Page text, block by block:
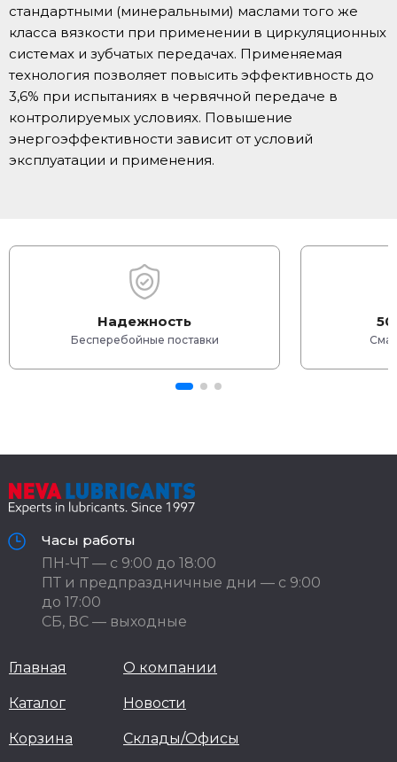
стандартными (минеральными) маслами того же
класса вязкости при применении в циркуляционных
системах и зубчатых передачах. Применяемая
технология позволяет повысить эффективность до
3,6% при испытаниях в червячной передаче в
контролируемых условиях. Повышение
энергоэффективности зависит от условий
эксплуатации и применения.
Надежность
Бесперебойные поставки
Часы работы
ПН-ЧТ — с 9:00 до 18:00
ПТ и предпраздничные дни — с 9:00
до 17:00
СБ, ВС — выходные
Главная
Каталог
Корзина
О компании
Новости
Склады/Офисы